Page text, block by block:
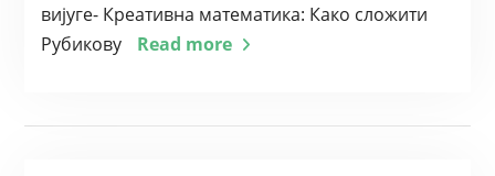
вијуге- Креативна математика: Како сложити
Рубикову
Read more